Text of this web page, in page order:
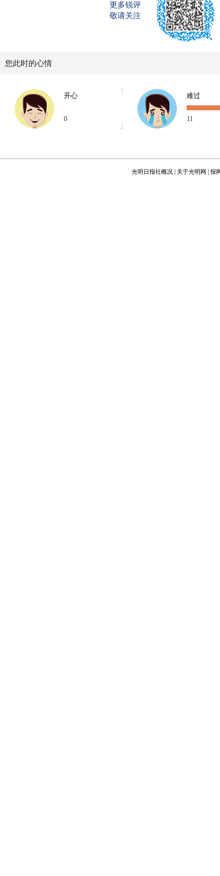
更多锐评
敬请关注
您此时的心情
开心
0
难过
11
光明日报社概况 关于光明网 报